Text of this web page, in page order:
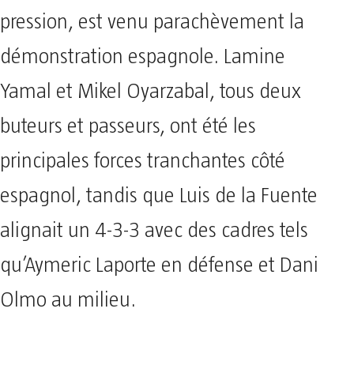
pression, est venu parachèvement la
démonstration espagnole. Lamine
Yamal et Mikel Oyarzabal, tous deux
buteurs et passeurs, ont été les
principales forces tranchantes côté
espagnol, tandis que Luis de la Fuente
alignait un 4-3-3 avec des cadres tels
qu’Aymeric Laporte en défense et Dani
Olmo au milieu.